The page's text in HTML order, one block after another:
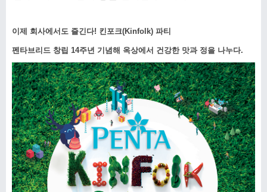
이제 회사에서도 즐긴다! 킨포크(Kinfolk) 파티
펜타브리드 창립 14주년 기념해 옥상에서 건강한 맛과 정을 나누다.